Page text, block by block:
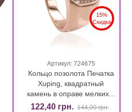
15%
Скидка
Артикул: 724675
Кольцо позолота Печатка
Xuping, квадратный
камень в оправе мелких...
122,40 грн. 144,00 грн.